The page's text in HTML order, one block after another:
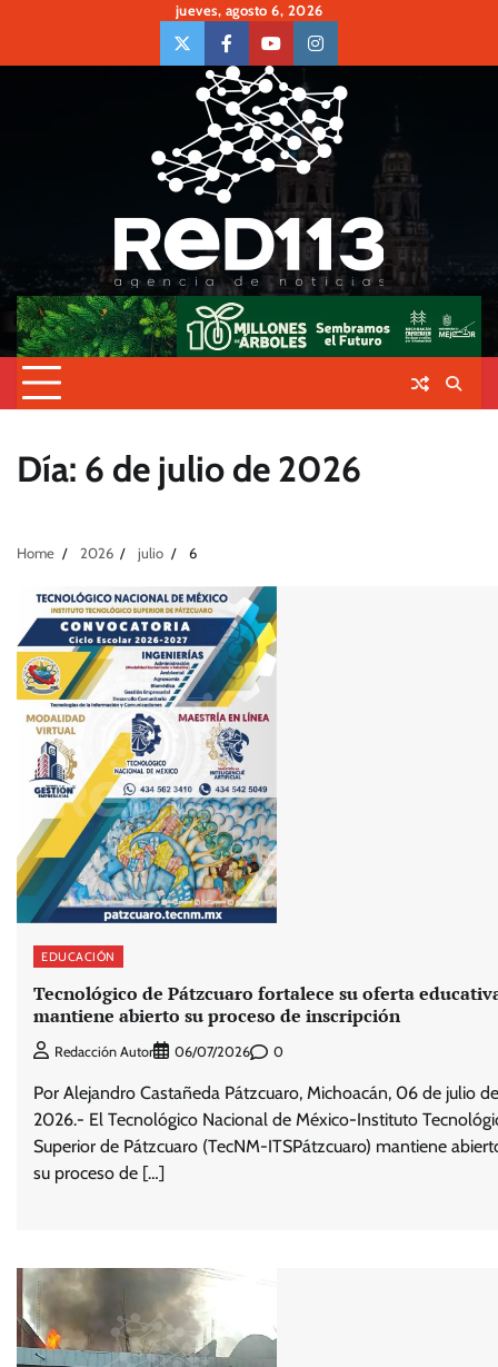
content
jueves, agosto 6, 2026
twiter Face Youtubeinsta
Día: 6 de julio de 2026
Home 2026 julio 6
EDUCACIÓN
Tecnológico de Pátzcuaro fortalece su oferta
mantiene abierto su proceso de inscripción
Redacción Autor 06/07/2026 0
Por Alejandro Castañeda Pátzcuaro, Michoacán, 06 de julio de
2026.- El Tecnológico Nacional de México-Instituto
Superior de Pátzcuaro (TecNM-ITSPátzcuaro) mantiene
su proceso de […]